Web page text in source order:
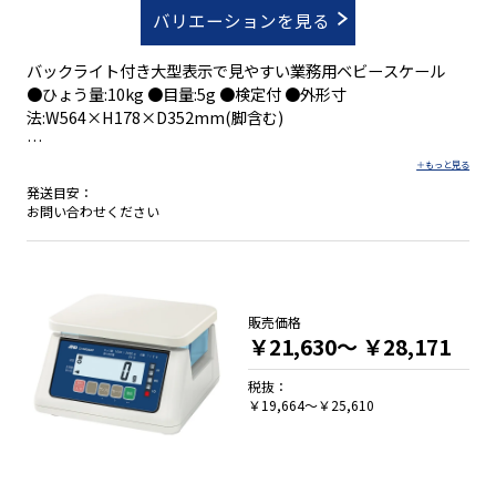
バリエーションを見る
バックライト付き大型表示で見やすい業務用ベビースケール
●ひょう量:10kg ●目量:5g ●検定付 ●外形寸
法:W564×H178×D352mm(脚含む)
・取引証明用体重計
・データ接続機能あり
発送目安：
お問い合わせください
販売価格
￥21,630～ ￥28,171
税抜：
￥19,664～￥25,610